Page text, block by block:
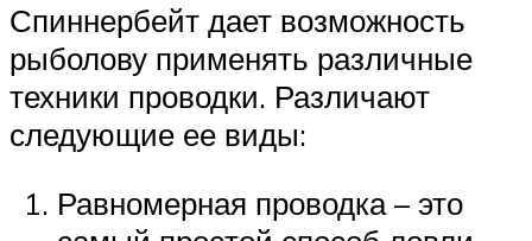
Спиннербейт дает возможность
рыболову применять различные
техники проводки. Различают
следующие ее виды:
Равномерная проводка – это